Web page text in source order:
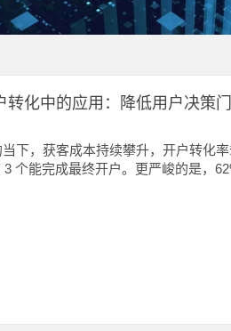
转化中的应用：降低用户决策
下，获客成本持续攀升，开户转化
3 个能完成最终开户。更严峻的是，